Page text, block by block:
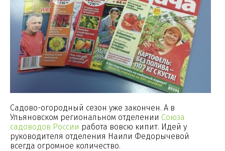
Садово-огородный сезон уже закончен. А в
Ульяновском региональном отделении Союза
садоводов России работа вовсю кипит. Идей у
руководителя отделения Наили Федорычевой
всегда огромное количество.